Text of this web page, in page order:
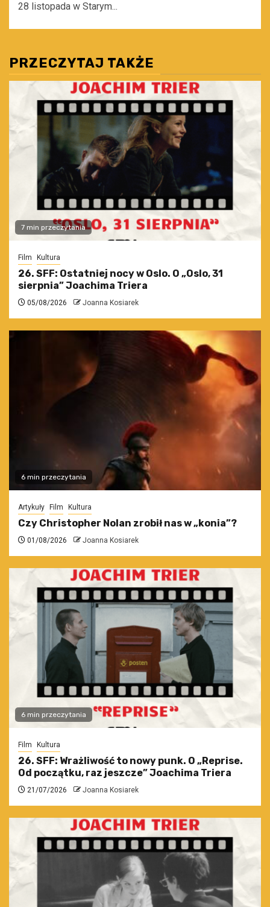
28 listopada w Starym...
PRZECZYTAJ TAKŻE
7 min przeczytania
Film Kultura
26. SFF: Ostatniej nocy w Oslo. O „Oslo, 31
sierpnia” Joachima Triera
05/08/2026 Joanna Kosiarek
6 min przeczytania
Artykuły Film Kultura
Czy Christopher Nolan zrobił nas w „konia”?
01/08/2026 Joanna Kosiarek
6 min przeczytania
Film Kultura
26. SFF: Wrażliwość to nowy punk. O „Reprise.
Od początku, raz jeszcze” Joachima Triera
21/07/2026 Joanna Kosiarek